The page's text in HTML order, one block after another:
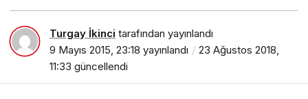
Turgay İkinci tarafından yayınlandı
9 Mayıs 2015, 23:18 yayınlandı
23 Ağustos 2018,
11:33 güncellendi